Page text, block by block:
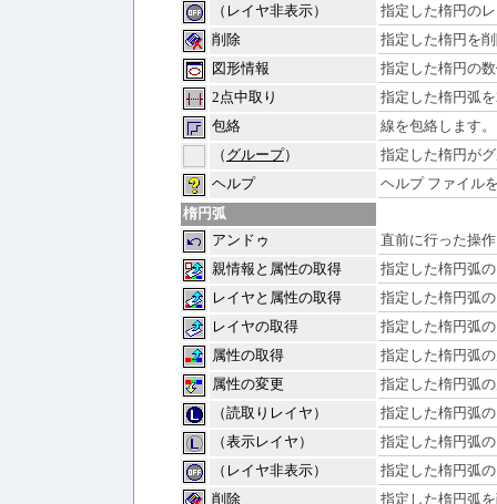
（レイヤ非表示）
指定した楕円の
削除
指定した楕円を
図形情報
指定した楕円の
2点中取り
指定した楕円弧
包絡
線を包絡します。
（ グループ）
指定した楕円が
ヘルプ
ヘルプ ファイル
楕円弧
アンドゥ
直前に行った操
親情報と属性の取得
指定した楕円弧
レイヤと属性の取得
指定した楕円弧
レイヤの取得
指定した楕円弧
属性の取得
指定した楕円弧
属性の変更
指定した楕円弧
（読取りレイヤ）
指定した楕円弧
（表示レイヤ）
指定した楕円弧
（レイヤ非表示）
指定した楕円弧
削除
指定した楕円弧